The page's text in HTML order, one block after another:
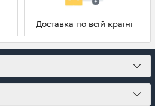
Доставка по всій країні